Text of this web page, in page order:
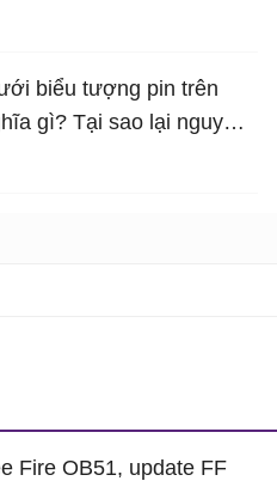
biểu tượng pin trên
gì? Tại sao lại nguy
Fire OB51, update FF